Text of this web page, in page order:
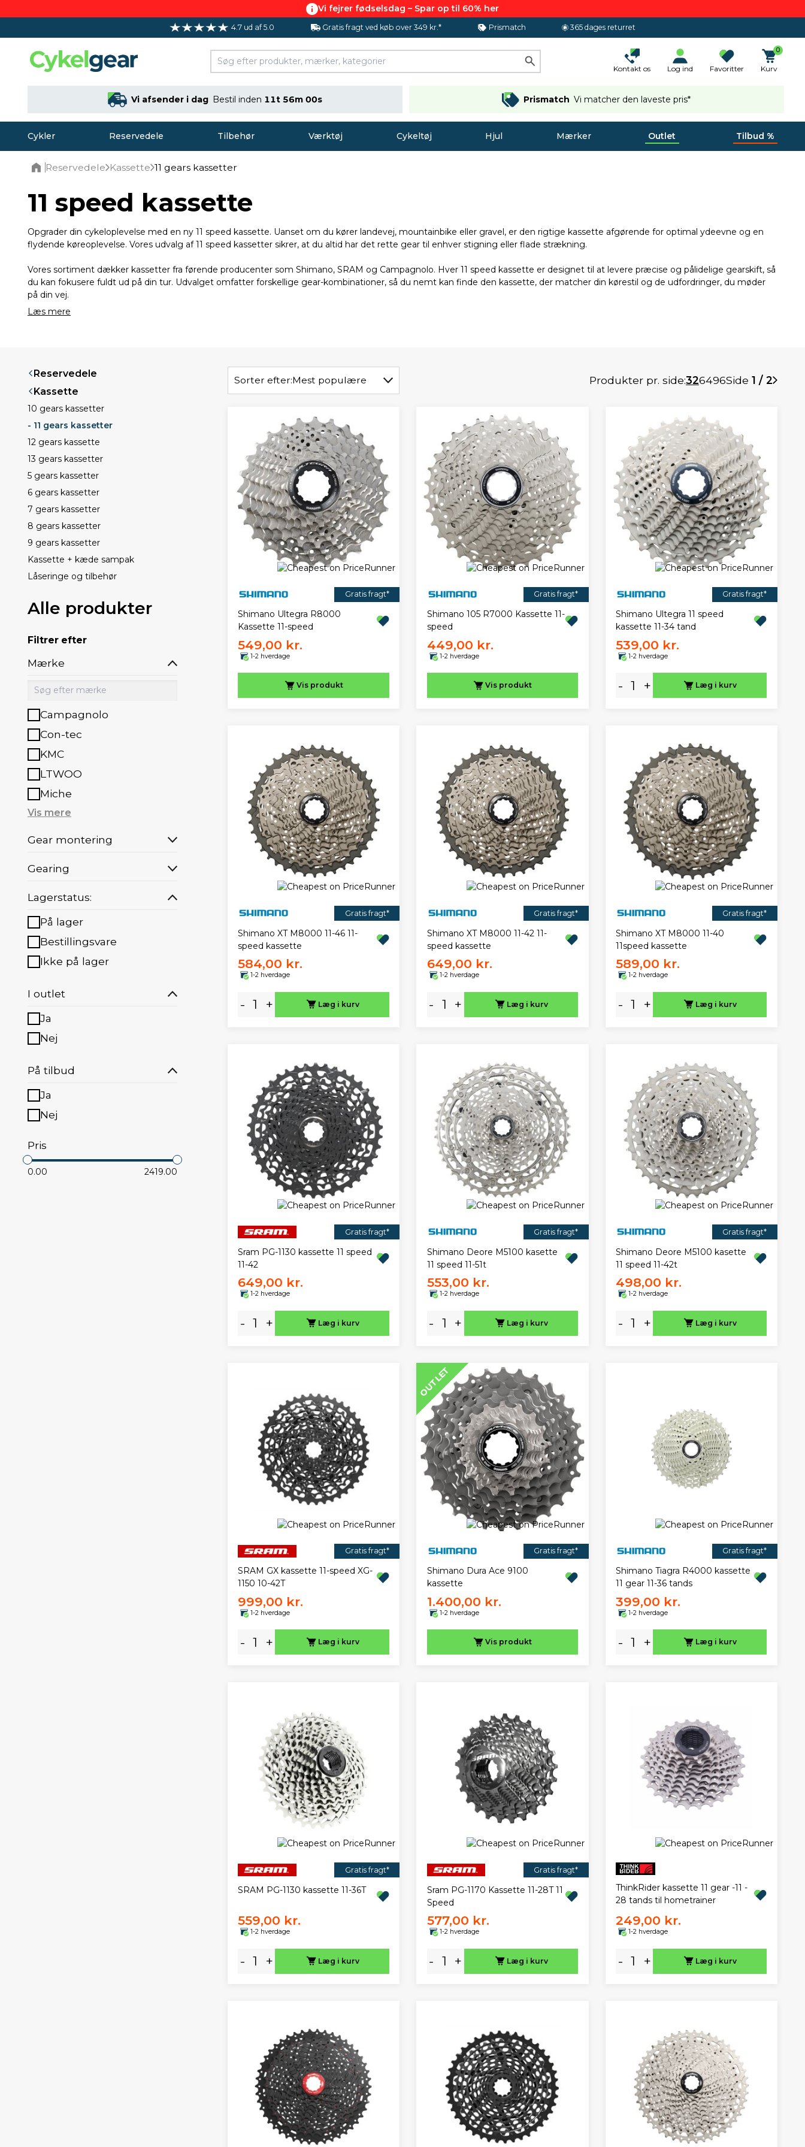
Vi fejrer fødselsdag – Spar op til 60% her
4.7 ud af 5.0 Gratis fragt ved køb over 349 kr.* Prismatch 365 dages returret
Kontakt os Log ind Favoritter
0
Kurv
Vi afsender i dag Bestil inden 11t 55m 59s Prismatch Vi matcher den laveste pris*
Cykler Reservedele Tilbehør Værktøj Cykeltøj Hjul Mærker Outlet Tilbud %
Reservedele Kassette 11 gears kassetter
11 speed kassette
Opgrader din cykeloplevelse med en ny 11 speed kassette. Uanset om du kører landevej, mountainbike eller gravel, er den rigtige kassette afgørende for optimal ydeevne og en
flydende køreoplevelse. Vores udvalg af 11 speed kassetter sikrer, at du altid har det rette gear til enhver stigning eller flade strækning.
Vores sortiment dækker kassetter fra førende producenter som Shimano, SRAM og Campagnolo. Hver 11 speed kassette er designet til at levere præcise og pålidelige gearskift, så
du kan fokusere fuldt ud på din tur. Udvalget omfatter forskellige gear-kombinationer, så du nemt kan finde den kassette, der matcher din kørestil og de udfordringer, du møder
på din vej.
Læs mere
Reservedele
Kassette
10 gears kassetter
- 11 gears kassetter
12 gears kassette
13 gears kassetter
5 gears kassetter
6 gears kassetter
7 gears kassetter
8 gears kassetter
9 gears kassetter
Kassette + kæde sampak
Låseringe og tilbehør
Alle produkter
Filtrer efter
Mærke
Campagnolo
Con-tec
KMC
LTWOO
Miche
Vis mere
Gear montering
Gearing
Lagerstatus:
På lager
Bestillingsvare
Ikke på lager
I outlet
Ja
Nej
På tilbud
Ja
Nej
Pris
0.00 2419.00
Sorter efter:Mest populære Produkter pr. side:326496Side 1 / 2
Gratis fragt*
Shimano Ultegra R8000
Kassette 11-speed
549,00 kr.
1-2 hverdage
Vis produkt
Gratis fragt*
Shimano 105 R7000 Kassette 11-
speed
449,00 kr.
1-2 hverdage
Vis produkt
Gratis fragt*
Shimano Ultegra 11 speed
kassette 11-34 tand
539,00 kr.
1-2 hverdage
- + Læg i kurv
Gratis fragt*
Shimano XT M8000 11-46 11-
speed kassette
584,00 kr.
1-2 hverdage
- + Læg i kurv
Gratis fragt*
Shimano XT M8000 11-42 11-
speed kassette
649,00 kr.
1-2 hverdage
- + Læg i kurv
Gratis fragt*
Shimano XT M8000 11-40
11speed kassette
589,00 kr.
1-2 hverdage
- + Læg i kurv
Gratis fragt*
Sram PG-1130 kassette 11 speed
11-42
649,00 kr.
1-2 hverdage
- + Læg i kurv
Gratis fragt*
Shimano Deore M5100 kasette
11 speed 11-51t
553,00 kr.
1-2 hverdage
- + Læg i kurv
Gratis fragt*
Shimano Deore M5100 kasette
11 speed 11-42t
498,00 kr.
1-2 hverdage
- + Læg i kurv
Gratis fragt*
SRAM GX kassette 11-speed XG-
1150 10-42T
999,00 kr.
1-2 hverdage
- + Læg i kurv
OUTLET
Gratis fragt*
Shimano Dura Ace 9100
kassette
1.400,00 kr.
1-2 hverdage
Vis produkt
Gratis fragt*
Shimano Tiagra R4000 kassette
11 gear 11-36 tands
399,00 kr.
1-2 hverdage
- + Læg i kurv
Gratis fragt*
SRAM PG-1130 kassette 11-36T
559,00 kr.
1-2 hverdage
- + Læg i kurv
Gratis fragt*
Sram PG-1170 Kassette 11-28T 11
Speed
577,00 kr.
1-2 hverdage
- + Læg i kurv
ThinkRider kassette 11 gear -11 -
28 tands til hometrainer
249,00 kr.
1-2 hverdage
- + Læg i kurv